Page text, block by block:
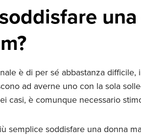
è di per sé abbastanza
ad averne uno con la sola
casi, è comunque necessario
semplice soddisfare una donna